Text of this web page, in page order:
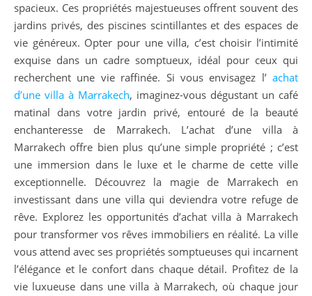
spacieux. Ces propriétés majestueuses offrent souvent des
jardins privés, des piscines scintillantes et des espaces de
vie généreux. Opter pour une villa, c’est choisir l’intimité
exquise dans un cadre somptueux, idéal pour ceux qui
recherchent une vie raffinée. Si vous envisagez l’ achat
d’une villa à Marrakech, imaginez-vous dégustant un café
matinal dans votre jardin privé, entouré de la beauté
enchanteresse de Marrakech. L’achat d’une villa à
Marrakech offre bien plus qu’une simple propriété ; c’est
une immersion dans le luxe et le charme de cette ville
exceptionnelle. Découvrez la magie de Marrakech en
investissant dans une villa qui deviendra votre refuge de
rêve. Explorez les opportunités d’achat villa à Marrakech
pour transformer vos rêves immobiliers en réalité. La ville
vous attend avec ses propriétés somptueuses qui incarnent
l’élégance et le confort dans chaque détail. Profitez de la
vie luxueuse dans une villa à Marrakech, où chaque jour